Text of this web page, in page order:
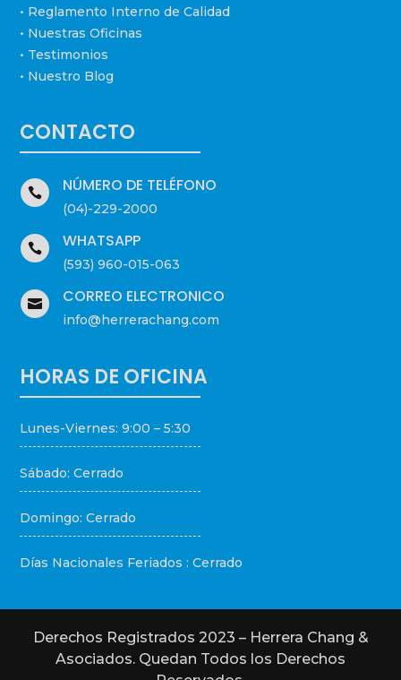
• Reglamento Interno de Calidad
• Nuestras Oficinas
• Testimonios
• Nuestro Blog
CONTACTO
 NÚMERO DE TELÉFONO
(04)-229-2000
 WHATSAPP
(593) 960-015-063
 CORREO ELECTRONICO
info@herrerachang.com
HORAS DE OFICINA
Lunes-Viernes: 9:00 – 5:30
Sábado: Cerrado
Domingo: Cerrado
Días Nacionales Feriados : Cerrado
Derechos Registrados 2023 – Herrera Chang &
Asociados. Quedan Todos los Derechos